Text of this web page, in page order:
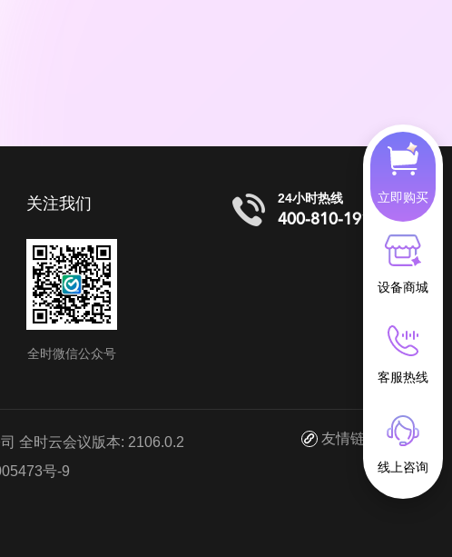
关注我们
全时微信公众号
24小时热线
400-810-1919
全时云会议版本: 2106.0.2
号-9
友情链接
立即购买
设备商城
客服热线
线上咨询